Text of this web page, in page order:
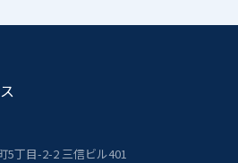
5丁目-2-2 三信ビル401